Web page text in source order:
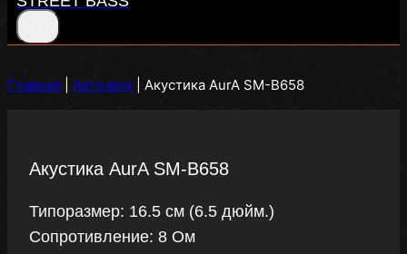
Главная Автозвук Акустика AurA SM-B658
Акустика AurA SM-B658
Типоразмер: 16.5 см (6.5 дюйм.)
Сопротивление: 8 Ом